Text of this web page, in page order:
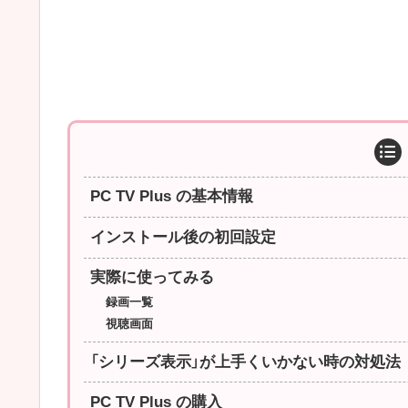
PC TV Plus の基本情報
インストール後の初回設定
実際に使ってみる
録画一覧
視聴画面
「シリーズ表示」が上手くいかない時の対処法
PC TV Plus の購入